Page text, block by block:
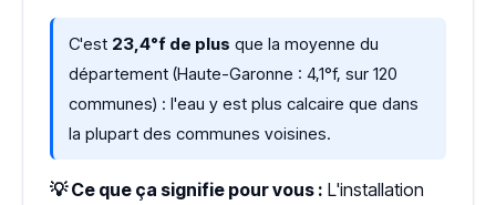
C'est 23,4°f de plus que la moyenne du
département (Haute-Garonne : 4,1°f, sur 120
communes) : l'eau y est plus calcaire que dans
la plupart des communes voisines.
💡 Ce que ça signifie pour vous : L'installation